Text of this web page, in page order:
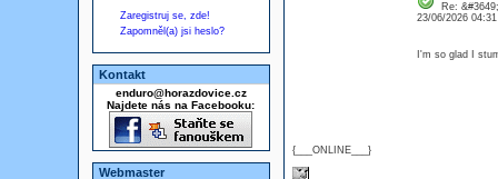
Zaregistruj se, zde!
Zapomněl(a) jsi heslo?
Kontakt
enduro@horazdovice.cz
Najdete nás na Facebooku:
Webmaster
{___ONLINE___}
Re:
23/06/2026
I'm so glad I